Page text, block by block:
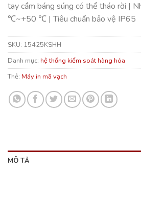
tay cầm báng súng có thể tháo rời |
℃~+50 ℃ | Tiêu chuẩn bảo vệ IP65
SKU: 15425KSHH
Danh mục: hệ thống kiểm soát hàng hóa
Thẻ: Máy in mã vạch
MÔ TẢ